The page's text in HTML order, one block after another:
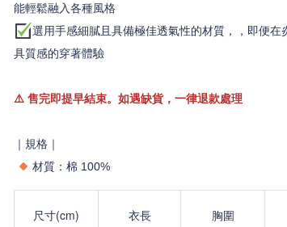
能輕鬆融入各種風格
選用手感細膩且具備極佳透氣性的材質，，即便在
具質感的穿著體驗
⚠️售完即提早結束。如遇缺貨，一律退款處理
｜規格｜
材質：棉 100%
尺寸(cm) 衣長 胸圍